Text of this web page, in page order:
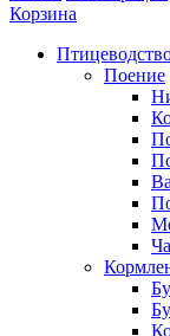
Корзина
Поение